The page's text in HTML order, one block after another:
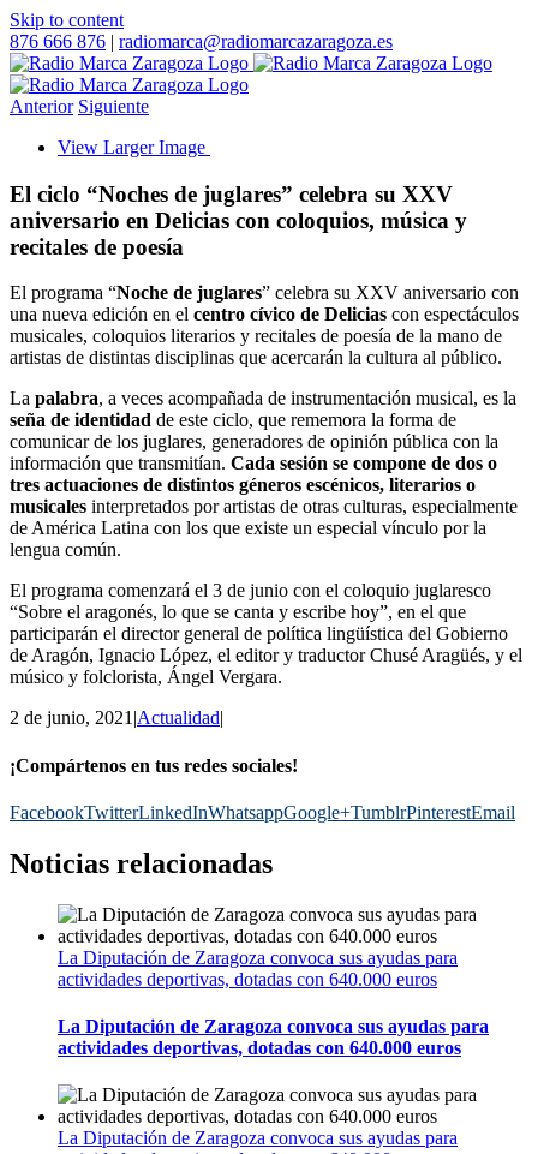
Skip to content
876 666 876 | radiomarca@radiomarcazaragoza.es
Anterior Siguiente
View Larger Image
El ciclo “Noches de juglares” celebra su XXV
aniversario en Delicias con coloquios, música y
recitales de poesía
El programa “Noche de juglares” celebra su XXV aniversario con
una nueva edición en el centro cívico de Delicias con espectáculos
musicales, coloquios literarios y recitales de poesía de la mano de
artistas de distintas disciplinas que acercarán la cultura al público.
La palabra, a veces acompañada de instrumentación musical, es la
seña de identidad de este ciclo, que rememora la forma de
comunicar de los juglares, generadores de opinión pública con la
información que transmitían. Cada sesión se compone de dos o
tres actuaciones de distintos géneros escénicos, literarios o
musicales interpretados por artistas de otras culturas, especialmente
de América Latina con los que existe un especial vínculo por la
lengua común.
El programa comenzará el 3 de junio con el coloquio juglaresco
“Sobre el aragonés, lo que se canta y escribe hoy”, en el que
participarán el director general de política lingüística del Gobierno
de Aragón, Ignacio López, el editor y traductor Chusé Aragüés, y el
músico y folclorista, Ángel Vergara.
2 de junio, 2021|Actualidad|
¡Compártenos en tus redes sociales!
FacebookTwitterLinkedInWhatsappGoogle+TumblrPinterestEmail
Noticias relacionadas
La Diputación de Zaragoza convoca sus ayudas para
actividades deportivas, dotadas con 640.000 euros
La Diputación de Zaragoza convoca sus ayudas para
actividades deportivas, dotadas con 640.000 euros
La Diputación de Zaragoza convoca sus ayudas para